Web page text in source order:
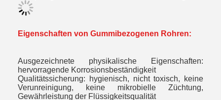
Eigenschaften von Gummibezogenen Rohren:
Ausgezeichnete physikalische Eigenschaften:
hervorragende Korrosionsbeständigkeit
Qualitätssicherung: hygienisch, nicht toxisch, keine
Verunreinigung, keine mikrobielle Züchtung,
Gewährleistung der Flüssigkeitsqualität